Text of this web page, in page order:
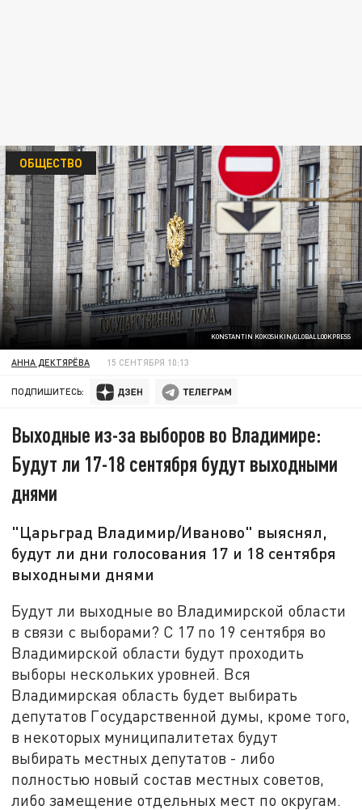
KONSTANTIN KOKOSHKIN/GLOBALLOOKPRESS
ОБЩЕСТВО
АННА ДЕКТЯРЁВА 15 СЕНТЯБРЯ 10:13
ПОДПИШИТЕСЬ:
Выходные из-за выборов во Владимире:
Будут ли 17-18 сентября будут выходными
днями
"Царьград Владимир/Иваново" выяснял,
будут ли дни голосования 17 и 18 сентября
выходными днями
Будут ли выходные во Владимирской области
в связи с выборами? С 17 по 19 сентября во
Владимирской области будут проходить
выборы нескольких уровней. Вся
Владимирская область будет выбирать
депутатов Государственной думы, кроме того,
в некоторых муниципалитетах будут
выбирать местных депутатов - либо
полностью новый состав местных советов,
либо замещение отдельных мест по округам.